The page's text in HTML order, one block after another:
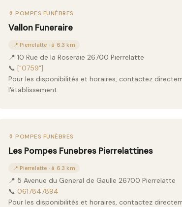
⚱️ POMPES FUNÈBRES
Vallon Funeraire
📍 Pierrelatte · à 6.3 km
📍 10 Rue de la Roseraie 26700 Pierrelatte
📞 ["0759"]
Pour les disponibilités et horaires, contactez
l'établissement.
⚱️ POMPES FUNÈBRES
Les Pompes Funebres Pierrelattines
📍 Pierrelatte · à 6.3 km
📍 5 Avenue du General de Gaulle 26700 Pierrelatte
📞 0617847894
Pour les disponibilités et horaires, contactez